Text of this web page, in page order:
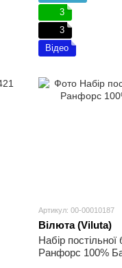
3
3
Відео
Артикул: 00-00010187
Вілюта (Viluta)
Набір
Ранфорс 100%